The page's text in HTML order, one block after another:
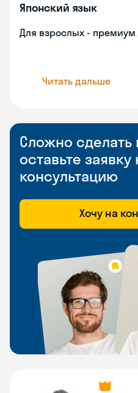
Японский язык
Для взрослых - премиум
Читать дальше
Сложно
оставьте
консультацию
Хочу на